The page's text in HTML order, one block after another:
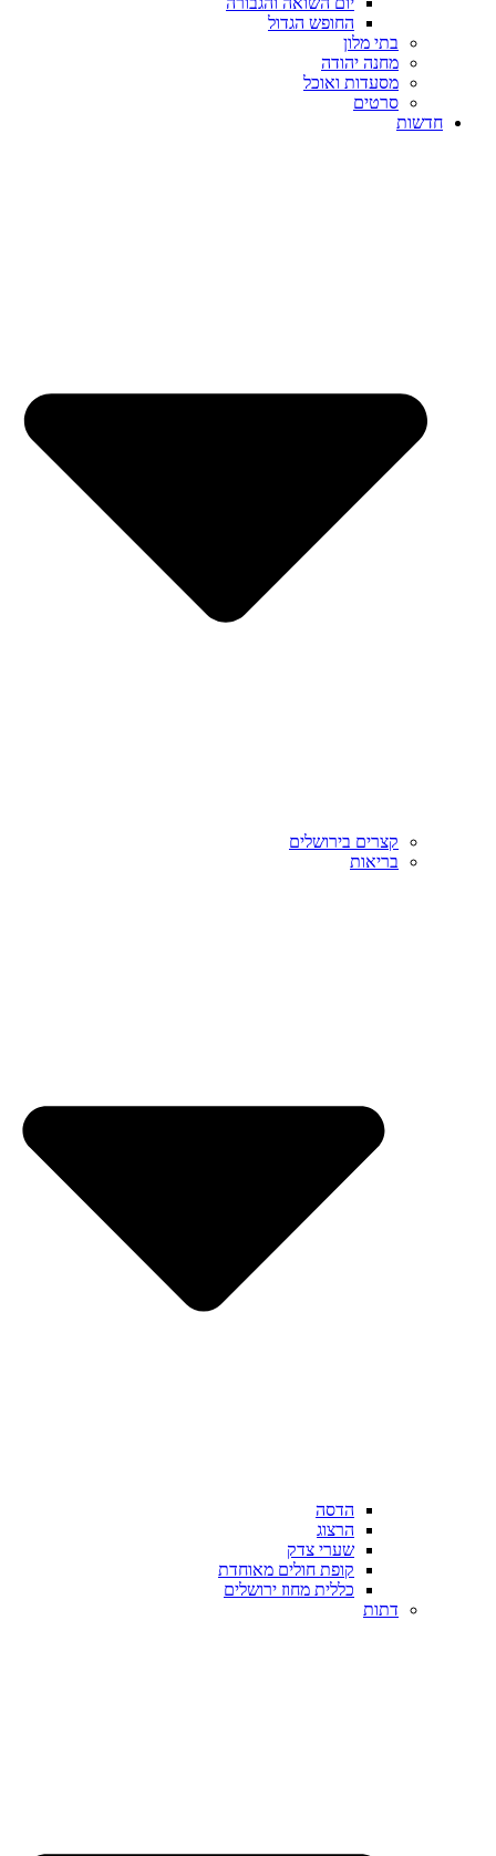
החופש הגדול
בתי מלון
מחנה יהודה
מסעדות ואוכל
סרטים
חדשות
קצרים בירושלים
בריאות
הדסה
הרצוג
שערי צדק
קופת חולים מאוחדת
כללית מחוז ירושלים
דתות